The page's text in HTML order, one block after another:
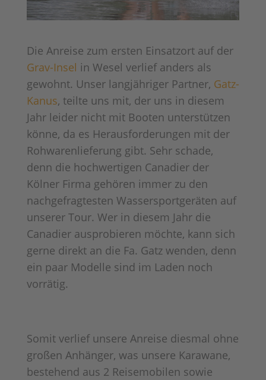
Die Anreise zum ersten Einsatzort auf der
Grav-Insel in Wesel verlief anders als
gewohnt. Unser langjähriger Partner, Gatz-
Kanus, teilte uns mit, der uns in diesem
Jahr leider nicht mit Booten unterstützen
könne, da es Herausforderungen mit der
Rohwarenlieferung gibt. Sehr schade,
denn die hochwertigen Canadier der
Kölner Firma gehören immer zu den
nachgefragtesten Wassersportgeräten auf
unserer Tour. Wer in diesem Jahr die
Canadier ausprobieren möchte, kann sich
gerne direkt an die Fa. Gatz wenden, denn
ein paar Modelle sind im Laden noch
vorrätig.
Somit verlief unsere Anreise diesmal ohne
großen Anhänger, was unsere Karawane,
bestehend aus 2 Reisemobilen sowie